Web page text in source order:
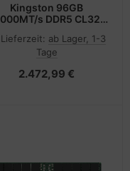
Kingston 96GB
s DDR5 CL32
Silve - 96 GB -
DDR5
Lieferzeit: ab Lager, 1-3
Tage
2.472,99 €